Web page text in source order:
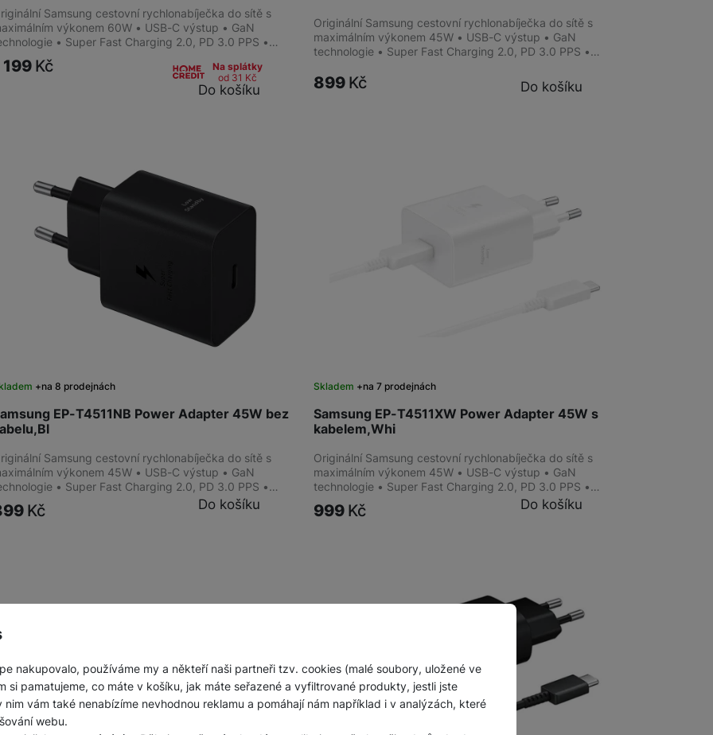
nakupovalo, používáme my a někteří naši partneři tzv. cookies (malé soubory, uložené ve
si pamatujeme, co máte v košíku, jak máte seřazené a vyfiltrované produkty, jestli jste
nim vám také nenabízíme nevhodnou reklamu a pomáhají nám například i v analýzách, které
webu.
Samsung cestovní rychlonabíječka do sítě s
výkonem 60W • USB-C výstup • GaN
• Super Fast Charging 2.0, PD 3.0 PPS •…
199 Kč
Na splátky
od 31 Kč
Do košíku
Originální Samsung cestovní rychlonabíječka do sítě s
maximálním výkonem 45W • USB-C výstup • GaN
technologie • Super Fast Charging 2.0, PD 3.0 PPS •…
899 Kč Do košíku
EP-T4511NB Power Adapter 45W bez
na 8 prodejnách
Samsung cestovní rychlonabíječka do sítě s
výkonem 45W • USB-C výstup • GaN
• Super Fast Charging 2.0, PD 3.0 PPS •…
Kč Do košíku
Samsung EP-T4511XW Power Adapter 45W s
kabelem,Whi
Skladem na 7 prodejnách
Originální Samsung cestovní rychlonabíječka do sítě s
maximálním výkonem 45W • USB-C výstup • GaN
technologie • Super Fast Charging 2.0, PD 3.0 PPS •…
999 Kč Do košíku